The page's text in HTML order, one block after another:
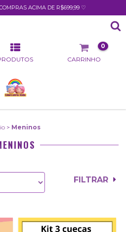
ACIMA DE R$699,99 ♡
CARRINHO
0
> Meninos
FILTRAR